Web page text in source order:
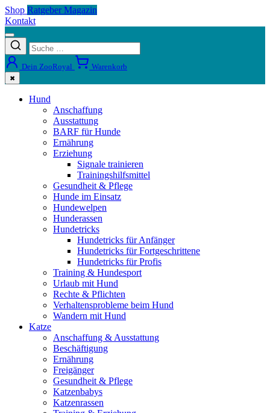
Shop Ratgeber Magazin
Kontakt
Dein ZooRoyal Warenkorb
✖
Hund
Anschaffung
Ausstattung
BARF für Hunde
Ernährung
Erziehung
Signale trainieren
Trainingshilfsmittel
Gesundheit & Pflege
Hunde im Einsatz
Hundewelpen
Hunderassen
Hundetricks
Hundetricks für Anfänger
Hundetricks für Fortgeschrittene
Hundetricks für Profis
Training & Hundesport
Urlaub mit Hund
Rechte & Pflichten
Verhaltensprobleme beim Hund
Wandern mit Hund
Katze
Anschaffung & Ausstattung
Beschäftigung
Ernährung
Freigänger
Gesundheit & Pflege
Katzenbabys
Katzenrassen